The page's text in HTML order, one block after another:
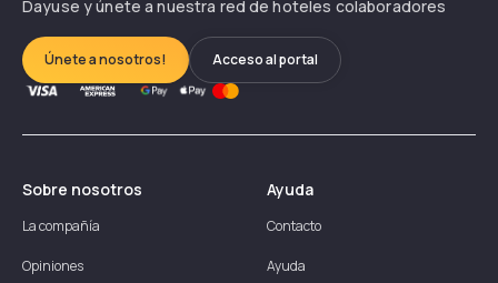
Dayuse y únete a nuestra red de hoteles colaboradores
Únete a nosotros! Acceso al portal
Sobre nosotros
La compañía
Opiniones
Ayuda
Contacto
Ayuda